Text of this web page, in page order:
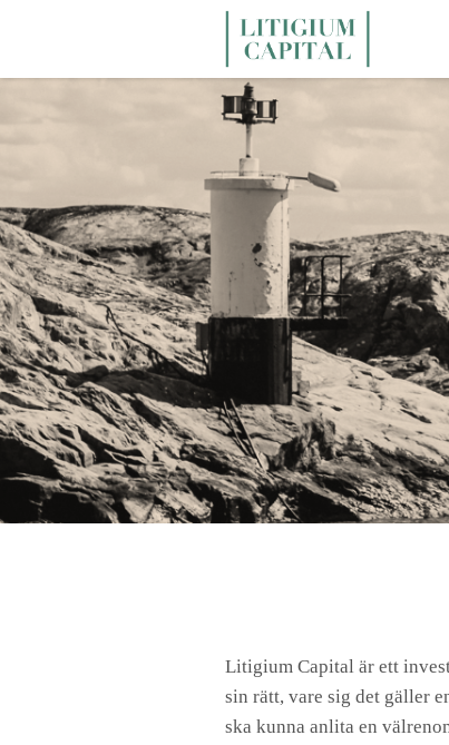
Litigium Capital är ett
sin rätt, vare sig det gäller
ska kunna anlita en